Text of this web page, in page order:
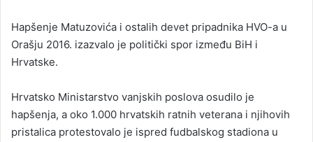
Hapšenje Matuzovića i ostalih devet pripadnika HVO-a u
Orašju 2016. izazvalo je politički spor između BiH i
Hrvatske.
Hrvatsko Ministarstvo vanjskih poslova osudilo je
hapšenja, a oko 1.000 hrvatskih ratnih veterana i njihovih
pristalica protestovalo je ispred fudbalskog stadiona u